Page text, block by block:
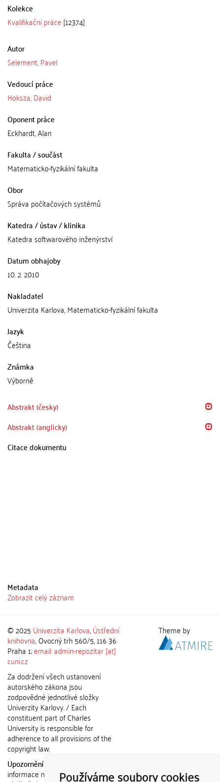
Používáme soubory cookies
Kolekce
Kvalifikační práce [12374]
Autor
Selement, Pavel
Vedoucí práce
Hoksza, David
Oponent práce
Eckhardt, Alan
Fakulta / součást
Matematicko-fyzikální fakulta
Obor
Správa počítačových systémů
Katedra / ústav / klinika
Katedra softwarového inženýrství
Datum obhajoby
10. 2. 2010
Nakladatel
Univerzita Karlova, Matematicko-fyzikální fakulta
Jazyk
Čeština
Známka
Výborně
Abstrakt (česky)
Abstrakt (anglicky)
Citace dokumentu
Metadata
Zobrazit celý záznam
© 2025 Univerzita Karlova,Ústřední
knihovna, Ovocný trh 560/5, 116 36
Praha 1;email: admin-repozitar [at]
cuni.cz
Za dodržení všech ustanovení
autorského zákona jsou
zodpovědné jednotlivé složky
Univerzity Karlovy. / Each
constituent part of Charles
University is responsible for
adherence to all provisions of the
copyright law.
Upozornění / Notice:
informace nemohou být použity k
Theme by